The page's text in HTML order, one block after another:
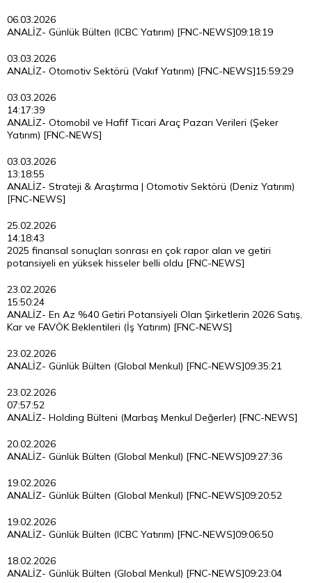
06.03.2026
09:18:19
ANALİZ- Günlük Bülten (ICBC Yatırım) [FNC-NEWS]
03.03.2026
15:59:29
ANALİZ- Otomotiv Sektörü (Vakıf Yatırım) [FNC-NEWS]
03.03.2026
14:17:39
ANALİZ- Otomobil ve Hafif Ticari Araç Pazarı Verileri (Şeker
Yatırım) [FNC-NEWS]
03.03.2026
13:18:55
ANALİZ- Strateji & Araştırma | Otomotiv Sektörü (Deniz Yatırım)
[FNC-NEWS]
25.02.2026
14:18:43
2025 finansal sonuçları sonrası en çok rapor alan ve getiri
potansiyeli en yüksek hisseler belli oldu [FNC-NEWS]
23.02.2026
15:50:24
ANALİZ- En Az %40 Getiri Potansiyeli Olan Şirketlerin 2026 Satış,
Kar ve FAVÖK Beklentileri (İş Yatırım) [FNC-NEWS]
23.02.2026
09:35:21
ANALİZ- Günlük Bülten (Global Menkul) [FNC-NEWS]
23.02.2026
07:57:52
ANALİZ- Holding Bülteni (Marbaş Menkul Değerler) [FNC-NEWS]
20.02.2026
09:27:36
ANALİZ- Günlük Bülten (Global Menkul) [FNC-NEWS]
19.02.2026
09:20:52
ANALİZ- Günlük Bülten (Global Menkul) [FNC-NEWS]
19.02.2026
09:06:50
ANALİZ- Günlük Bülten (ICBC Yatırım) [FNC-NEWS]
18.02.2026
09:23:04
ANALİZ- Günlük Bülten (Global Menkul) [FNC-NEWS]